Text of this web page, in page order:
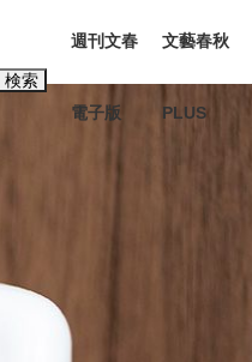
検索
週刊文春
電子版
文藝春秋
PLUS